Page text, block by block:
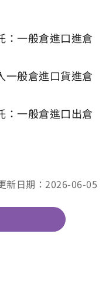
：一般倉進口進倉
一般倉進口貨進倉
：一般倉進口出倉
新日期：2026-06-05